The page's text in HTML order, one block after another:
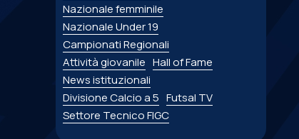
Nazionale femminile
Nazionale Under 19
Campionati Regionali
Attività giovanile Hall of Fame
News istituzionali
Divisione Calcio a 5 Futsal TV
Settore Tecnico FIGC